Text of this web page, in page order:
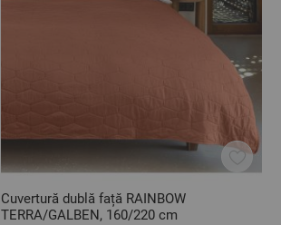
Cuvertură dublă față RAINBOW
TERRA/GALBEN, 160/220 cm